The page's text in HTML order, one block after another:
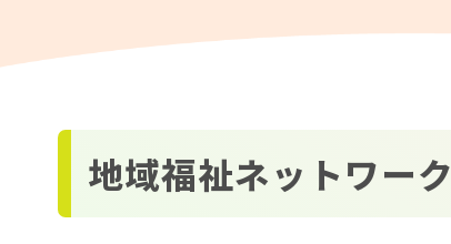
地域福祉ネットワー